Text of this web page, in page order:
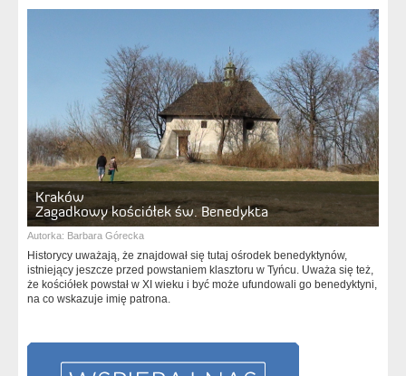
Kraków
Zagadkowy kościółek św. Benedykta
Autorka: Barbara Górecka
Historycy uważają, że znajdował się tutaj ośrodek benedyktynów,
istniejący jeszcze przed powstaniem klasztoru w Tyńcu. Uważa się też,
że kościółek powstał w XI wieku i być może ufundowali go benedyktyni,
na co wskazuje imię patrona.